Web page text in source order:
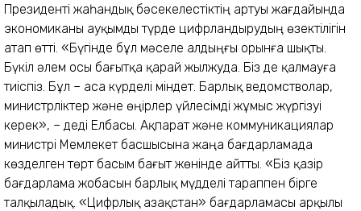
Президенті жа­һан­дық бәсекелестіктің артуы жағдайында
экономи­каны ауқымды түрде цифрлан­дырудың өзектілігін
атап өтті. «Бүгінде бұл мәселе алдыңғы орынға шықты.
Бүкіл әлем осы бағытқа қарай жылжуда. Біз де қалмауға
тиіспіз. Бұл – аса күрделі міндет. Барлық ведомстволар,
министрліктер және өңірлер үйлесімді жұмыс жүргізуі
керек», – деді Елбасы. Ақпарат және коммуника­циялар
министрі Мемлекет басшысына жаңа бағдарламада
көзделген төрт басым бағыт жөнінде айтты. «Біз қазір
бағдарлама жобасын барлық мүдделі тараппен бірге
талқыладық. «Цифрлық Қазақстан» бағдарламасы арқылы